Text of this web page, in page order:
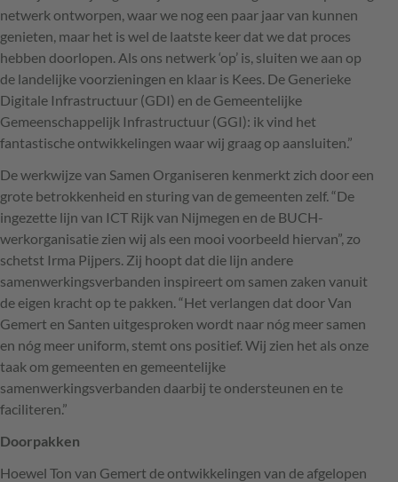
netwerk ontworpen, waar we nog een paar jaar van kunnen
genieten, maar het is wel de laatste keer dat we dat proces
hebben doorlopen. Als ons netwerk ‘op’ is, sluiten we aan op
de landelijke voorzieningen en klaar is Kees. De Generieke
Digitale Infrastructuur (GDI) en de Gemeentelijke
Gemeenschappelijk Infrastructuur (GGI): ik vind het
fantastische ontwikkelingen waar wij graag op aansluiten.”
De werkwijze van Samen Organiseren kenmerkt zich door een
grote betrokkenheid en sturing van de gemeenten zelf. “De
ingezette lijn van ICT Rijk van Nijmegen en de BUCH-
werkorganisatie zien wij als een mooi voorbeeld hiervan”, zo
schetst Irma Pijpers. Zij hoopt dat die lijn andere
samenwerkingsverbanden inspireert om samen zaken vanuit
de eigen kracht op te pakken. “Het verlangen dat door Van
Gemert en Santen uitgesproken wordt naar nóg meer samen
en nóg meer uniform, stemt ons positief. Wij zien het als onze
taak om gemeenten en gemeentelijke
samenwerkingsverbanden daarbij te ondersteunen en te
faciliteren.”
Doorpakken
Hoewel Ton van Gemert de ontwikkelingen van de afgelopen